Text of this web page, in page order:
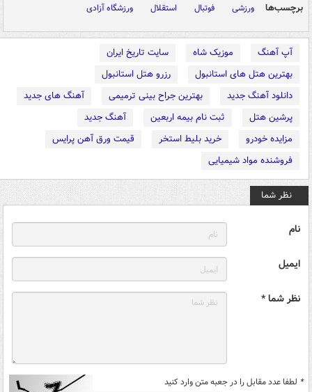
برچسب‌ها ورزشی فوتبال استقلال ورزشگاه آزادی
آپ آهنگ موزیک شاه
سایت تاریخ ایران
بهترین هتل های استانبول
رزرو هتل استانبول
دانلود آهنگ جدید
بهترین جراح بینی ترمیمی
آهنگ های جدید
پرشین هتل
ثبت نام بیمه اربعین
آهنگ جدید
مزایده خودرو
خرید بلیط استخر
قیمت ورق آهن پرایس
فروشنده مواد شیمیایی
نظر شما
نام
ایمیل
نظر شما *
* لطفا عدد مقابل را در جعبه متن وارد کنید